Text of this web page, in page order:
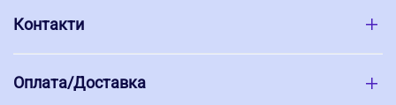
Контакти
Оплата/Доставка